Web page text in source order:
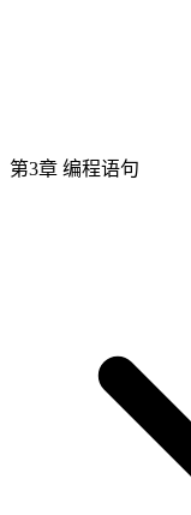
第3章 编程语句